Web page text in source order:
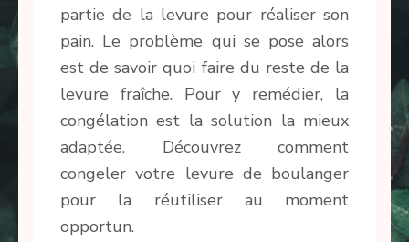
partie de la levure pour réaliser son
pain. Le problème qui se pose alors
est de savoir quoi faire du reste de la
levure fraîche. Pour y remédier, la
congélation est la solution la mieux
adaptée. Découvrez comment
congeler votre levure de boulanger
pour la réutiliser au moment
opportun.